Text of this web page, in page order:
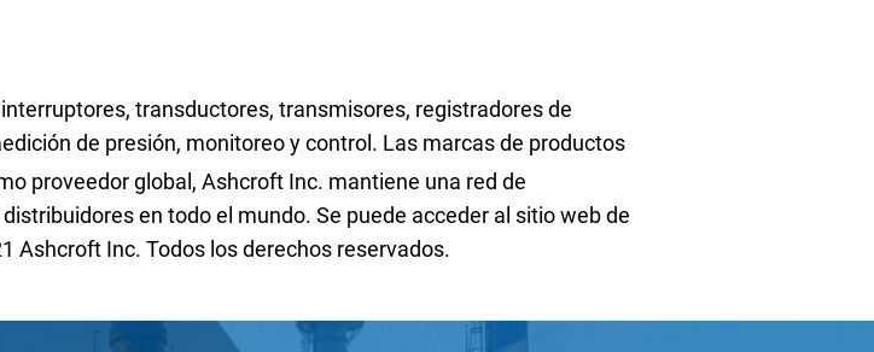
transductores, transmisores, registradores de
de presión, monitoreo y control. Las marcas de productos
proveedor global, Ashcroft Inc. mantiene una red de
en todo el mundo. Se puede acceder al sitio web de
Ashcroft Inc. Todos los derechos reservados.